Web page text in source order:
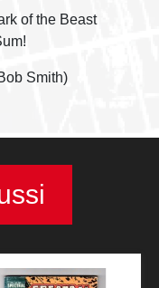
of the Beast
Smith)